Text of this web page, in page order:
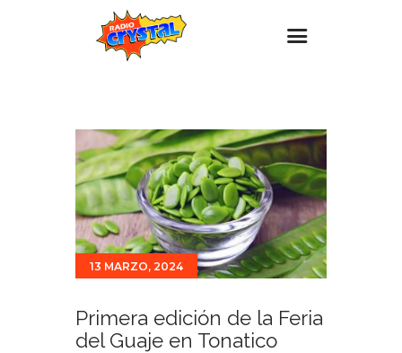
Estaciones
Eventos
Promociones
Noticias
Para ti
13 MARZO, 2024
Primera edición de la Feria
del Guaje en Tonatico